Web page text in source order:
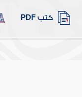
كتب PDF